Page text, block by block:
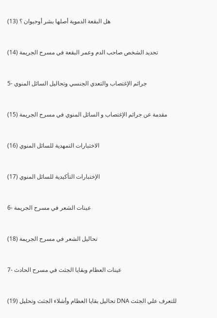
(13) هل البقعة الدموية أصلها بشر أوحيوان ؟
(14) تحديد الشخص صاحب الدم وعمر البقعة في مسرح الجريمة
5- جرائم الإغتصاب والتعدي الجنسي وتحاليل السائل المنوي
(15) مقدمة عن جرائم الإغتصاب و السائل المنوي في مسرح الجريمة
(16) الاختبارات التمهدية للسائل المنوي
(17) الإختبارات التأكيدية للسائل المنوي
6- عينات الشعر في مسرح الجريمة
(18) تحاليل الشعر في مسرح الجريمة
7- عينات العظام وبقايا الجثث في مسرح الحادث
(19) تحاليل بقايا العظام وأشلاء الجثث وتحليل DNA للتعرف علي الجثث